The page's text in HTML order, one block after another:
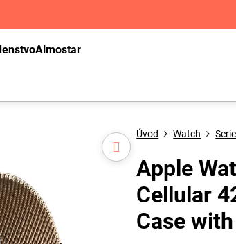
Almostar
Úvod Watch
Apple
Cellular
Case